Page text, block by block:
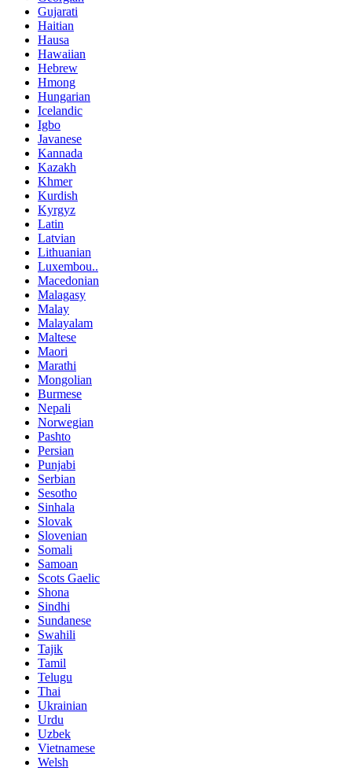
Gujarati
Haitian
Hausa
Hawaiian
Hebrew
Hmong
Hungarian
Icelandic
Igbo
Javanese
Kannada
Kazakh
Khmer
Kurdish
Kyrgyz
Latin
Latvian
Lithuanian
Luxembou..
Macedonian
Malagasy
Malay
Malayalam
Maltese
Maori
Marathi
Mongolian
Burmese
Nepali
Norwegian
Pashto
Persian
Punjabi
Serbian
Sesotho
Sinhala
Slovak
Slovenian
Somali
Samoan
Scots Gaelic
Shona
Sindhi
Sundanese
Swahili
Tajik
Tamil
Telugu
Thai
Ukrainian
Urdu
Uzbek
Vietnamese
Welsh